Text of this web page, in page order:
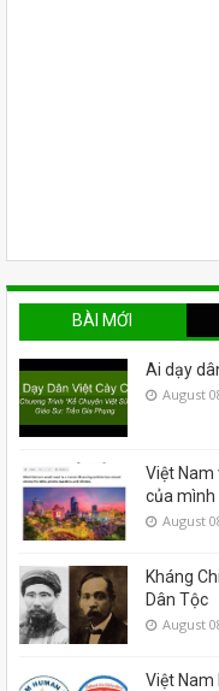
BÀI MỚI
Ai dạy
August
Việt Nam
của mình
August
Kháng
Dân Tộc
August
Việt Nam